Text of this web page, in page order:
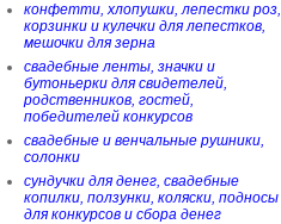
конфетти, хлопушки, лепестки роз,
корзинки и кулечки для лепестков,
мешочки для зерна
свадебные ленты, значки и
бутоньерки для свидетелей,
родственников, гостей,
победителей конкурсов
свадебные и венчальные рушники,
солонки
сундучки для денег, свадебные
копилки, ползунки, коляски, подносы
для конкурсов и сбора денег